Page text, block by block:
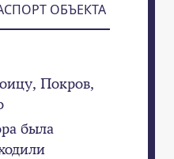
ОБЪЕКТА
Покров,
была